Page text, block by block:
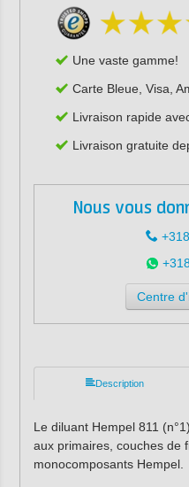
Une vaste gamme!
Carte Bleue, Visa,
Livraison rapide
Livraison gratuite
Nous vous
Centre
Description
Le diluant Hempel 811
aux primaires, couches de
monocomposants Hempel.